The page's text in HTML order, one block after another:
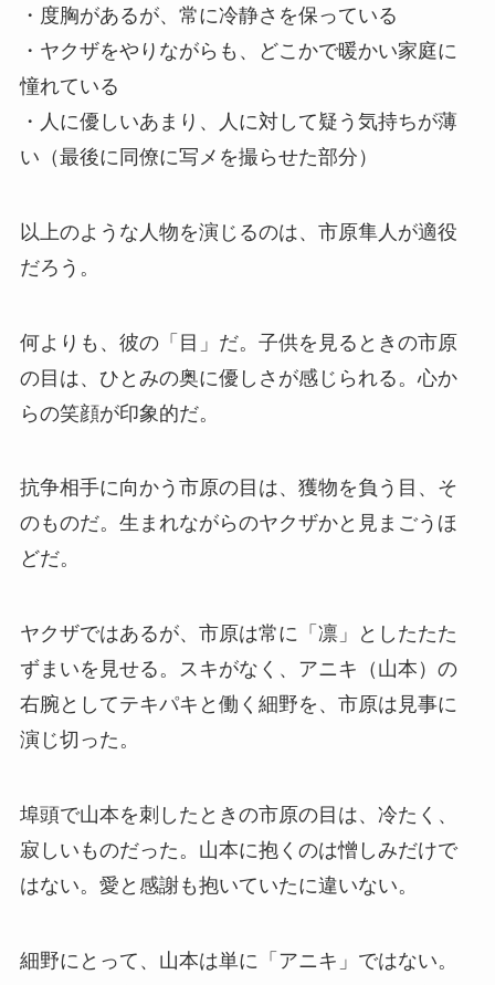
・度胸があるが、常に冷静さを保っている
・ヤクザをやりながらも、どこかで暖かい家庭に
憧れている
・人に優しいあまり、人に対して疑う気持ちが薄
い（最後に同僚に写メを撮らせた部分）
以上のような人物を演じるのは、市原隼人が適役
だろう。
何よりも、彼の「目」だ。子供を見るときの市原
の目は、ひとみの奥に優しさが感じられる。心か
らの笑顔が印象的だ。
抗争相手に向かう市原の目は、獲物を負う目、そ
のものだ。生まれながらのヤクザかと見まごうほ
どだ。
ヤクザではあるが、市原は常に「凛」としたたた
ずまいを見せる。スキがなく、アニキ（山本）の
右腕としてテキパキと働く細野を、市原は見事に
演じ切った。
埠頭で山本を刺したときの市原の目は、冷たく、
寂しいものだった。山本に抱くのは憎しみだけで
はない。愛と感謝も抱いていたに違いない。
細野にとって、山本は単に「アニキ」ではない。